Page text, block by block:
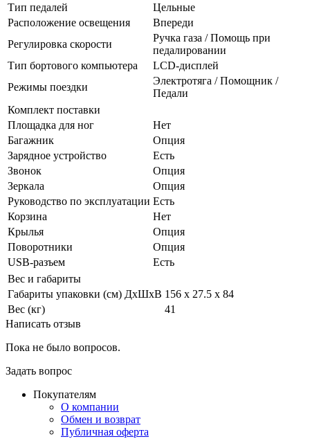
Тип педалей
Цельные
Расположение освещения
Впереди
Регулировка скорости
Ручка газа / Помощь при
педалировании
Тип бортового компьютера
LCD-дисплей
Режимы поездки
Электротяга / Помощник /
Педали
Комплект поставки
Площадка для ног
Нет
Багажник
Опция
Зарядное устройство
Есть
Звонок
Опция
Зеркала
Опция
Руководство по эксплуатации Есть
Корзина
Нет
Крылья
Опция
Поворотники
Опция
USB-разъем
Есть
Вес и габариты
Габариты упаковки (см) ДxШxВ 156 х 27.5 х 84
Вес (кг)
41
Написать отзыв
Пока не было вопросов.
Задать вопрос
Покупателям
О компании
Обмен и возврат
Публичная оферта